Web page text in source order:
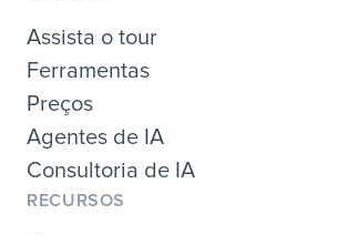
Assista o tour
Ferramentas
Preços
Agentes de IA
Consultoria de IA
RECURSOS